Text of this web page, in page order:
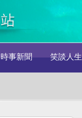
時事新聞 笑談人生